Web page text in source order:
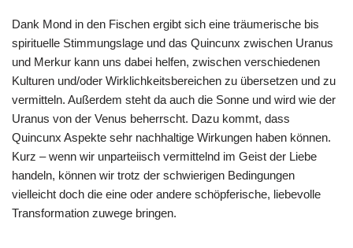
Dank Mond in den Fischen ergibt sich eine träumerische bis
spirituelle Stimmungslage und das Quincunx zwischen Uranus
und Merkur kann uns dabei helfen, zwischen verschiedenen
Kulturen und/oder Wirklichkeitsbereichen zu übersetzen und zu
vermitteln. Außerdem steht da auch die Sonne und wird wie der
Uranus von der Venus beherrscht. Dazu kommt, dass
Quincunx Aspekte sehr nachhaltige Wirkungen haben können.
Kurz – wenn wir unparteiisch vermittelnd im Geist der Liebe
handeln, können wir trotz der schwierigen Bedingungen
vielleicht doch die eine oder andere schöpferische, liebevolle
Transformation zuwege bringen.